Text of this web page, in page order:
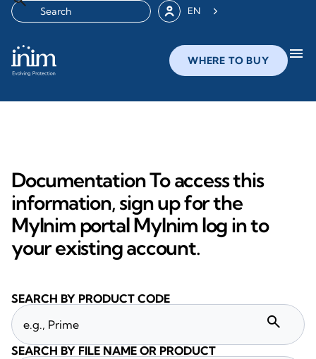
EN
WHERE TO BUY menu
Documentation To access this
information, sign up for the
MyInim portal MyInim log in to
your existing account.
SEARCH BY PRODUCT CODE
search
SEARCH BY FILE NAME OR PRODUCT